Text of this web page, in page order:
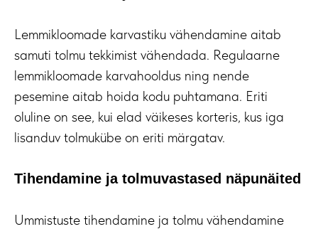
Lemmikloomade karvastiku vähendamine aitab
samuti tolmu tekkimist vähendada. Regulaarne
lemmikloomade karvahooldus ning nende
pesemine aitab hoida kodu puhtamana. Eriti
oluline on see, kui elad väikeses korteris, kus iga
lisanduv tolmukübe on eriti märgatav.
Tihendamine ja tolmuvastased näpunäited
Ummistuste tihendamine ja tolmu vähendamine